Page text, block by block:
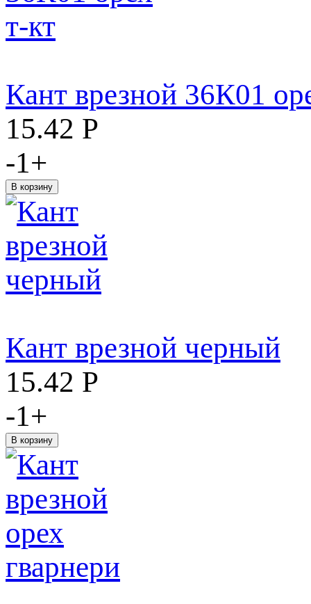
Кант врезной 36К01
15.42 Р
-1+
Кант врезной черный
15.42 Р
-1+